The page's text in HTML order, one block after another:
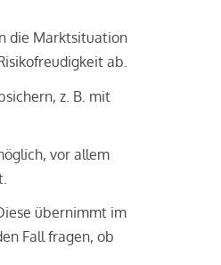
die Marktsituation
ab.
z. B. mit
vor allem
Diese übernimmt im
Fall fragen, ob